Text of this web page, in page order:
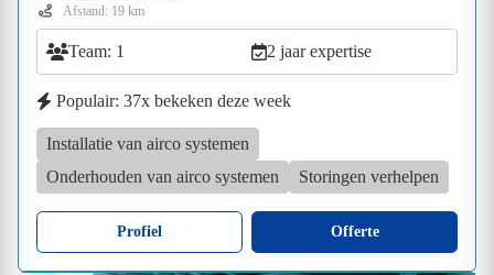
Afstand: 19 km
Team: 1 2 jaar expertise
Populair: 37x bekeken deze week
Installatie van airco systemen
Onderhouden van airco systemen
Storingen verhelpen
Profiel Offerte